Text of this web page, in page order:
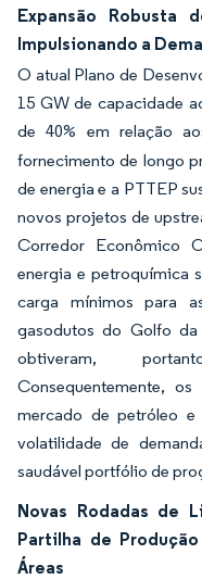
Expansão Robusta
Impulsionando a
O atual Plano de
15 GW de capacidade
de 40% em relação
fornecimento de longo
de energia e a PTTEP
novos projetos de
Corredor Econômico
energia e petroquímica
carga mínimos para
gasodutos do Golfo
obtiveram,
Consequentemente,
mercado de petróleo
volatilidade de
saudável portfólio de
Novas Rodadas de
Partilha de
Áreas